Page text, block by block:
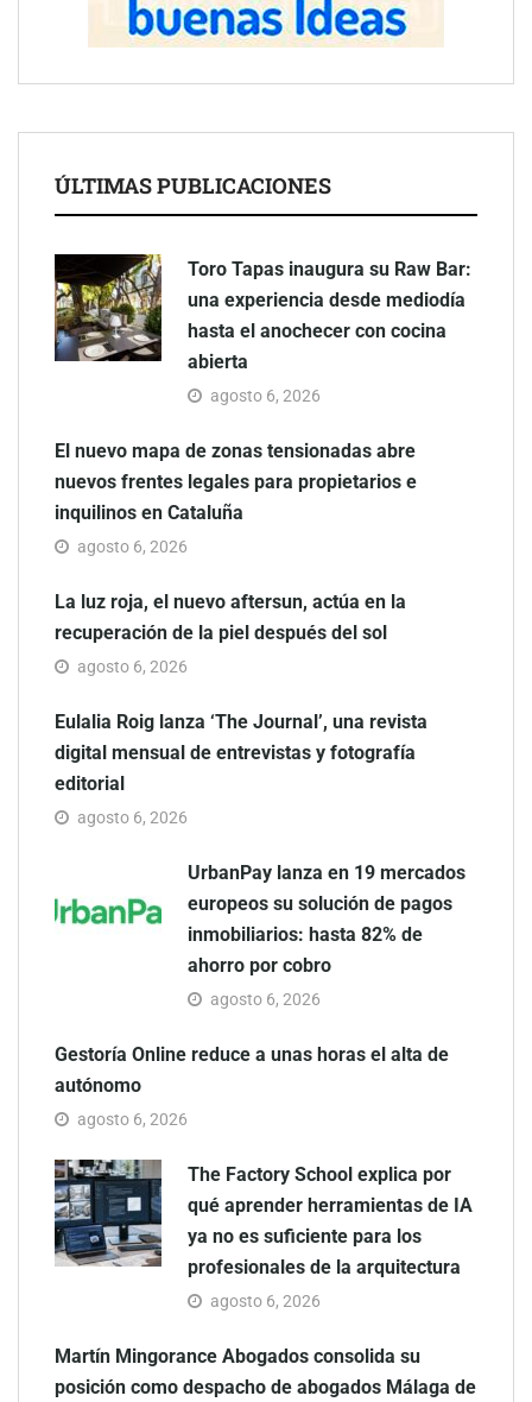
ÚLTIMAS PUBLICACIONES
Toro Tapas inaugura su Raw Bar:
una experiencia desde mediodía
hasta el anochecer con cocina
abierta
agosto 6, 2026
El nuevo mapa de zonas tensionadas abre
nuevos frentes legales para propietarios e
inquilinos en Cataluña
agosto 6, 2026
La luz roja, el nuevo aftersun, actúa en la
recuperación de la piel después del sol
agosto 6, 2026
Eulalia Roig lanza ‘The Journal’, una revista
digital mensual de entrevistas y fotografía
editorial
agosto 6, 2026
UrbanPay lanza en 19 mercados
europeos su solución de pagos
inmobiliarios: hasta 82% de
ahorro por cobro
agosto 6, 2026
Gestoría Online reduce a unas horas el alta de
autónomo
agosto 6, 2026
The Factory School explica por
qué aprender herramientas de IA
ya no es suficiente para los
profesionales de la arquitectura
agosto 6, 2026
Martín Mingorance Abogados consolida su
posición como despacho de abogados Málaga de